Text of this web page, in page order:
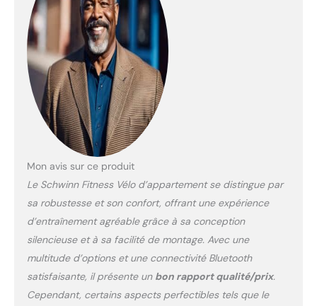
rembourrée et guidon
réglable pour s’adapter à
chaque utilisateur, jusqu’à
136 kg de poids max.
CONSOLE INTUITIVE:
Écran LCD facile à lire
affichant temps, distance,
vitesse, calories et
avec Kinomap et Zwift
interactives, ou utilisez les
13 programmes intégrés
sans application.
MOBILITÉ FACILE:
Roulettes de transport
intégrées et poids
équilibré pour déplacer
Mon avis sur ce produit
Le Schwinn Fitness Vélo d’appartement se distingue par
sa robustesse et son confort, offrant une expérience
d’entraînement agréable grâce à sa conception
silencieuse et à sa facilité de montage. Avec une
multitude d’options et une connectivité Bluetooth
satisfaisante, il présente un bon rapport qualité/prix.
Cependant, certains aspects perfectibles tels que le